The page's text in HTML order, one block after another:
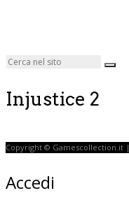
Injustice 2
Copyright © Gamescollection.it |
Accedi